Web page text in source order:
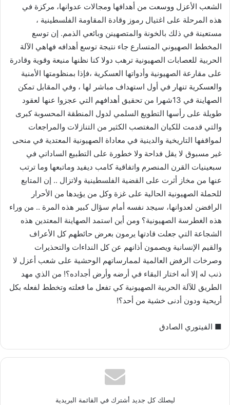
الشعب الأعزل ووسعت من أهدافها ومجالات عدوانها، مركزة في
هذه المرحلة على اغتيال رموز وقادة المقاومة الفلسطينية ،
مستعينة في ذلك بالخونة والمتصهينن وبائعي الذمم. إن توسع
المخطط الصهيوني المتسارع جاء نتيجة توسع أهدافه فهاهي الآلة
الحربية للعصابات الصهيونية ترهب دولا كنا نظنها منيعة وقوية وقادرة
على مقارعة الصهيونية وأدواتها العسكرية ،فإذا بمنظومتها الأمنية
والعسكرية تنهار في أول استهداف مباشر لها ، وفي المقابل تمكن
الصهاينة في 13شهرا من تحقيق أهدافهم التي عجزوا عنها لعقود
طويلة على رأسها التطويع السلمي لدول المنطقة المحسوبة كبرى
والتي قدمت للكيان المغتصب الكثير من التنازلات والمراجعات
لمواقفها التاريخية والدينية في معاداة الصهيونية المعتدية في منحى
غير مسبوق لا يقل فداحة ولا خطورة على التطبيع الساداتي في
سبعينيات القرن المنصرم واتفاقية كامب ديفيد وماتبعها وما ترتب
عنها من مخاز أثرت على القضية الفلسطينية ولاتزال .. إن المتابع
للحملة الصهيونية الحالية على غزة وكل من يؤيدها من الأحرار
الرافضن لعدوانها، سيجد نفسه أمام سؤال كبير هذه المرة .. من وراء
هذه الغطرسة الصهيونية؟ ومن أين استمد الصهاينة المعتدين هذه
الشجاعة التي جعلت قادتها يرمون بعرض حائطهم كل الأعراف
والقيم الإنسانية ويصمون أذانهم عن كل النداءات والتحذيرات
وصرخات الرفض العالمية لممارساتهم الوحشية على شعب أعزل لا
ذنب له إلا أنه اختار البقاء في أرضه وأرض أجداده؟! من الذي مهد
الطريق للآلة الحربية الصهيونية كي تفعل ما فعلته وتخطط لفعله بكل
أريحية ودون أدنى خشية من أحد؟!
■ الفيتوري الصادق
ليصلك كل جديد أشترك في القائمة البريدية